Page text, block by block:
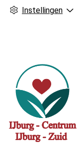
Instellingen